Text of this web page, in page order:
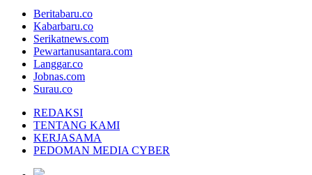
Beritabaru.co
Kabarbaru.co
Serikatnews.com
Pewartanusantara.com
Langgar.co
Jobnas.com
Surau.co
REDAKSI
TENTANG KAMI
KERJASAMA
PEDOMAN MEDIA CYBER